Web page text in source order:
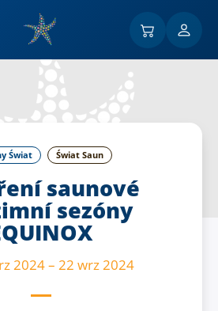
Świat Świat Saun
saunové
sezóny
2024– 22 wrz 2024